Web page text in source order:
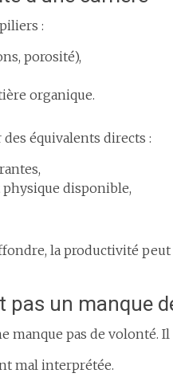
:
porosité),
organique.
équivalents directs :
disponible,
la productivité
pas un manque
manque pas de volonté.
mal interprétée.